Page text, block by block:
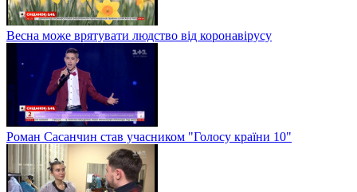
Весна може врятувати людство від коронавірусу
Роман Сасанчин став учасником "Голосу країни 10"